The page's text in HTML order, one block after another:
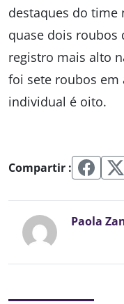
destaques do time
quase dois roubos
registro mais alto
foi sete roubos
individual é oito.
Compartir :
Paola